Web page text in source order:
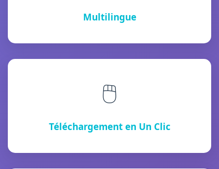
Multilingue
🖱️
Téléchargement en Un Clic